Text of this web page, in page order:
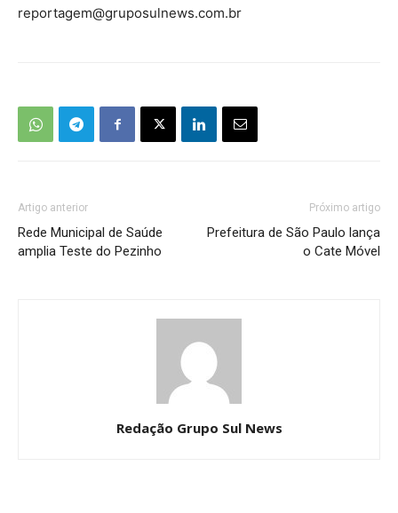
reportagem@gruposulnews.com.br
Artigo anterior
Rede Municipal de Saúde
amplia Teste do Pezinho
Próximo artigo
Prefeitura de São Paulo lança
o Cate Móvel
Redação Grupo Sul News